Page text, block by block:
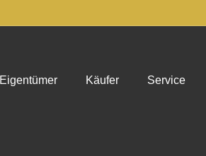
Eigentümer Käufer Service